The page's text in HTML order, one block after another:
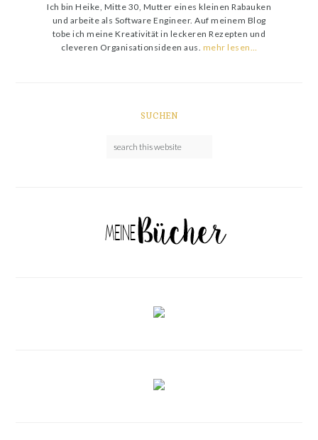
Ich bin Heike, Mitte 30, Mutter eines kleinen Rabauken
und arbeite als Software Engineer. Auf meinem Blog
tobe ich meine Kreativität in leckeren Rezepten und
cleveren Organisationsideen aus. mehr lesen…
SUCHEN